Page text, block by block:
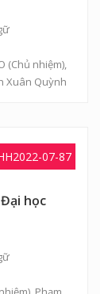
(Chủ nhiệm),
Xuân Quỳnh
07-87
học